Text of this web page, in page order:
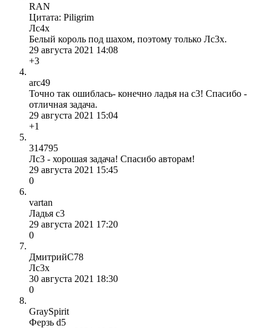
RAN
Цитата: Piligrim
Лс4х
Белый король под шахом, поэтому только Лс3х.
29 августа 2021 14:08
+3
arc49
Точно так ошиблась- конечно ладья на c3! Спасибо -
отличная задача.
29 августа 2021 15:04
+1
314795
Лс3 - хорошая задача! Спасибо авторам!
29 августа 2021 15:45
0
vartan
Ладья с3
29 августа 2021 17:20
0
ДмитрийС78
Лс3х
30 августа 2021 18:30
0
GraySpirit
Ферзь d5